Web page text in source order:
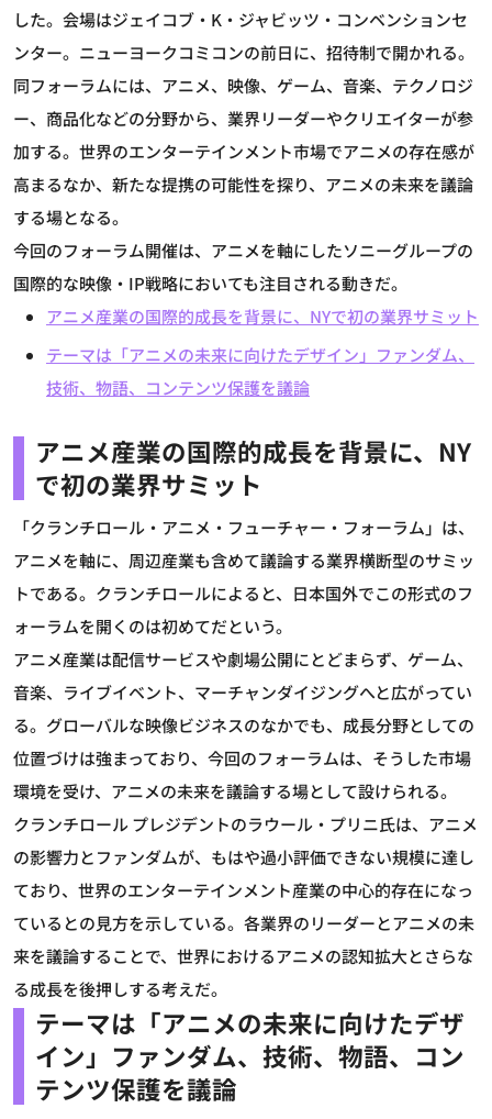
した。会場はジェイコブ・K・ジャビッツ・コンベンションセ
ンター。ニューヨークコミコンの前日に、招待制で開かれる。
同フォーラムには、アニメ、映像、ゲーム、音楽、テクノロジ
ー、商品化などの分野から、業界リーダーやクリエイターが参
加する。世界のエンターテインメント市場でアニメの存在感が
高まるなか、新たな提携の可能性を探り、アニメの未来を議論
する場となる。
今回のフォーラム開催は、アニメを軸にしたソニーグループの
国際的な映像・IP戦略においても注目される動きだ。
アニメ産業の国際的成長を背景に、NYで初の業界サミット
テーマは「アニメの未来に向けたデザイン」ファンダム、
技術、物語、コンテンツ保護を議論
アニメ産業の国際的成長を背景に、NY
で初の業界サミット
「クランチロール・アニメ・フューチャー・フォーラム」は、
アニメを軸に、周辺産業も含めて議論する業界横断型のサミッ
トである。クランチロールによると、日本国外でこの形式のフ
ォーラムを開くのは初めてだという。
アニメ産業は配信サービスや劇場公開にとどまらず、ゲーム、
音楽、ライブイベント、マーチャンダイジングへと広がってい
る。グローバルな映像ビジネスのなかでも、成長分野としての
位置づけは強まっており、今回のフォーラムは、そうした市場
環境を受け、アニメの未来を議論する場として設けられる。
クランチロール プレジデントのラウール・プリニ氏は、アニメ
の影響力とファンダムが、もはや過小評価できない規模に達し
ており、世界のエンターテインメント産業の中心的存在になっ
ているとの見方を示している。各業界のリーダーとアニメの未
来を議論することで、世界におけるアニメの認知拡大とさらな
る成長を後押しする考えだ。
テーマは「アニメの未来に向けたデザ
イン」ファンダム、技術、物語、コン
テンツ保護を議論